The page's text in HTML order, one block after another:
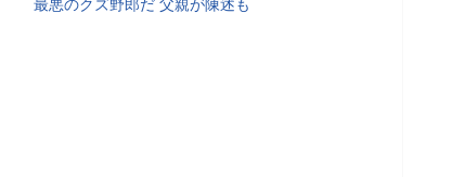
最悪のクズ野郎だ 父親が陳述も